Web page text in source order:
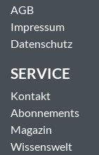
AGB
Impressum
Datenschutz
SERVICE
Kontakt
Abonnements
Magazin
Wissenswelt